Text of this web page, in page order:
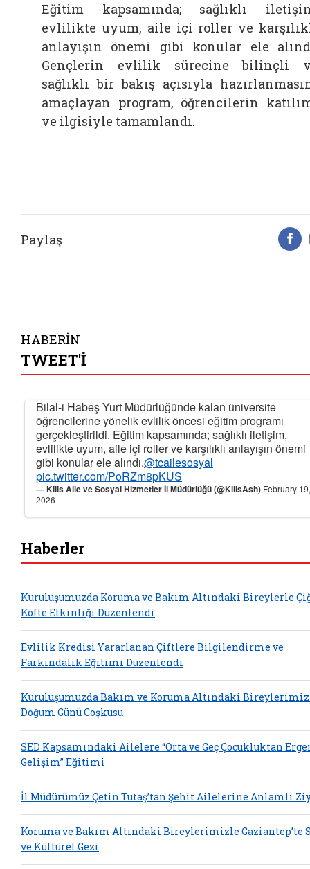
Eğitim kapsamında; sağlıklı
evlilikte uyum, aile içi roller ve
anlayışın önemi gibi konular ele
Gençlerin evlilik sürecine bilinçli
sağlıklı bir bakış açısıyla
amaçlayan program, öğrencilerin
ve ilgisiyle tamamlandı.
Paylaş
HABERİN
TWEET'İ
Bilal-i Habeş Yurt Müdürlüğünde kalan üniversite
öğrencilerine yönelik evlilik öncesi eğitim programı
gerçekleştirildi. Eğitim kapsamında; sağlıklı iletişim,
evlilikte uyum, aile içi roller ve karşılıklı anlayışın önemi
gibi konular ele alındı.@tcailesosyal
pic.twitter.com/PoRZm8pKUS
— Kilis Aile ve Sosyal Hizmetler İl Müdürlüğü (@KilisAsh) February 19,
2026
Haberler
Kuruluşumuzda Koruma ve Bakım Altındaki Bireylerle
Köfte Etkinliği Düzenlendi
Evlilik Kredisi Yararlanan Çiftlere Bilgilendirme ve
Farkındalık Eğitimi Düzenlendi
Kuruluşumuzda Bakım ve Koruma Altındaki
Doğum Günü Coşkusu
SED Kapsamındaki Ailelere “Orta ve Geç Çocukluktan
Gelişim” Eğitimi
İl Müdürümüz Çetin Tutaş’tan Şehit Ailelerine Anlamlı
Koruma ve Bakım Altındaki Bireylerimizle Gaziantep’te
ve Kültürel Gezi